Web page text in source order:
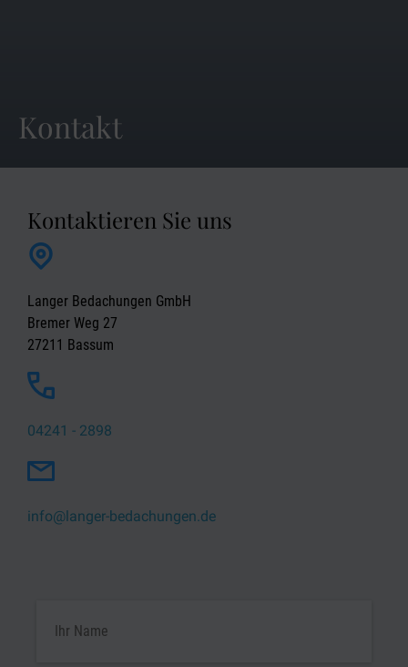
Kontakt
Kontaktieren Sie uns
Langer Bedachungen GmbH
Bremer Weg 27
27211 Bassum
04241 - 2898
info@langer-bedachungen.de